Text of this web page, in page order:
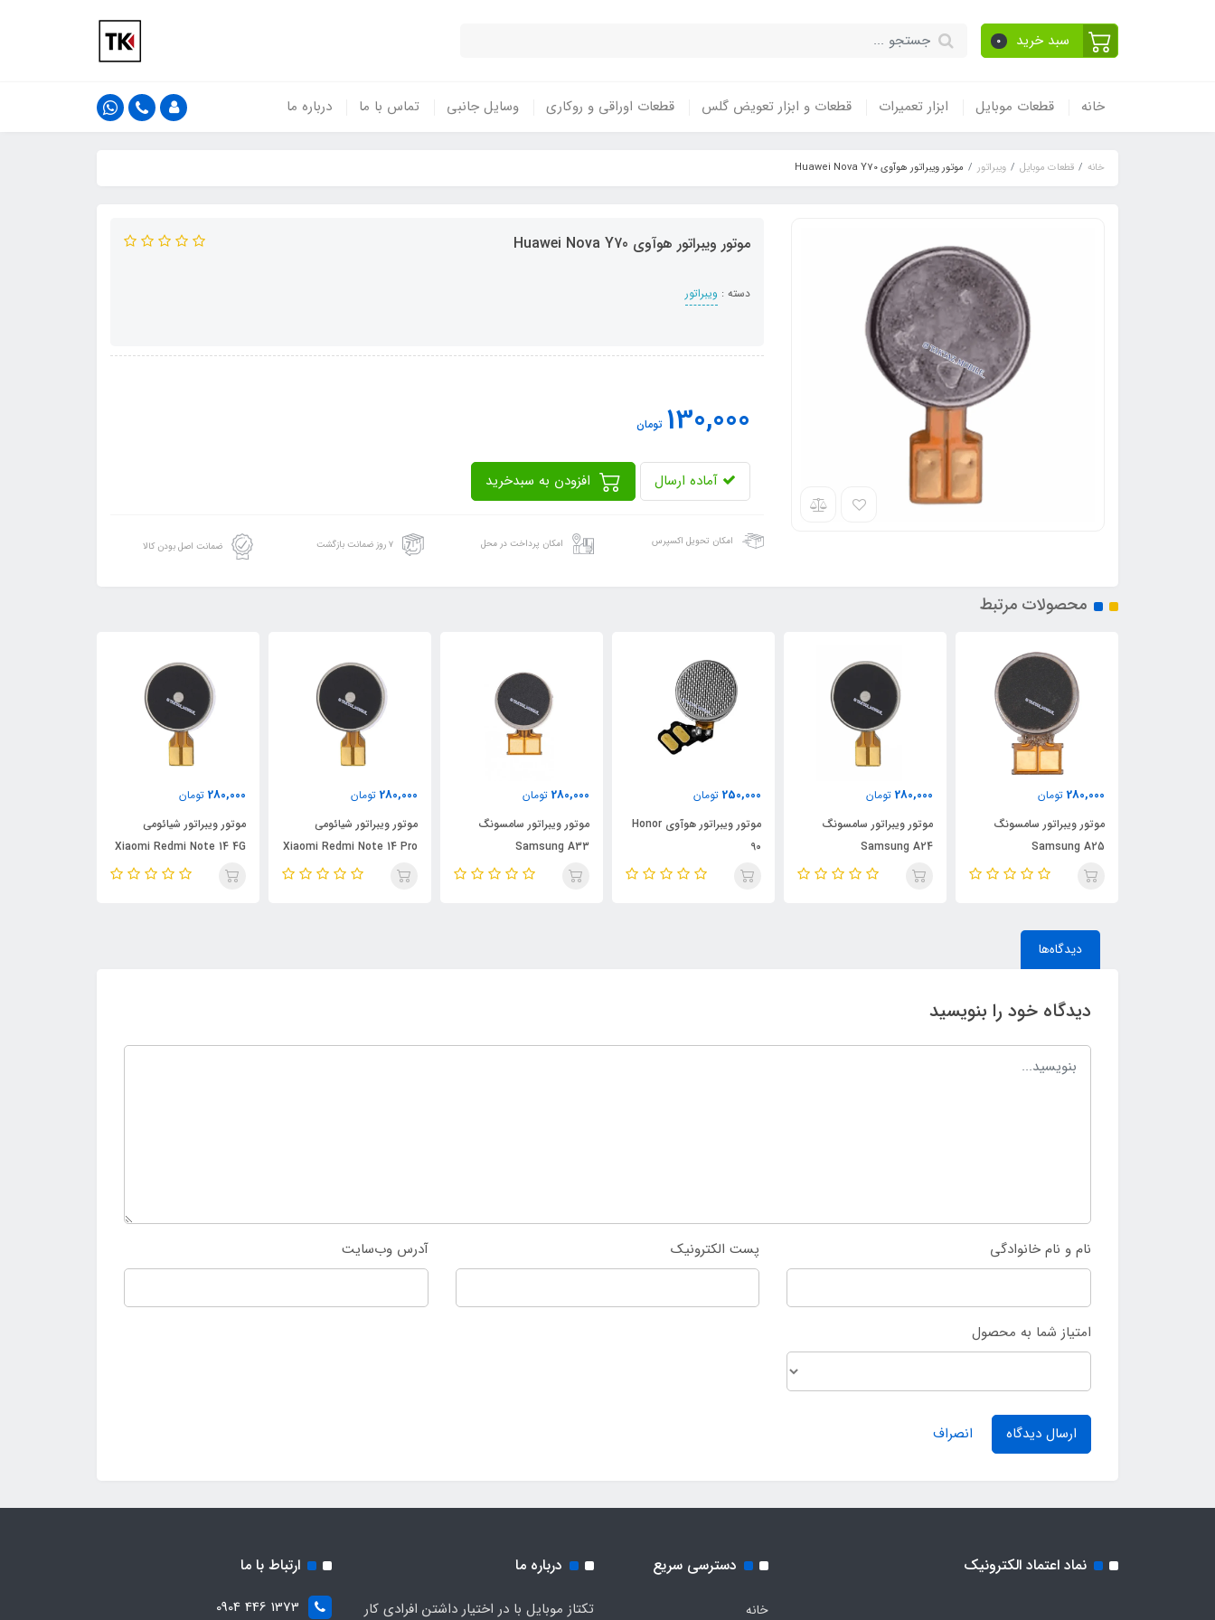
سبد خرید 0
خانه قطعات موبایل ابزار تعمیرات قطعات و ابزار تعویض گلس قطعات اوراقی و روکاری وسایل جانبی تماس با ما درباره ما
خانه قطعات موبایل ویبراتور موتور ویبراتور هوآوی Huawei Nova Y70
موتور ویبراتور هوآوی Huawei Nova Y70
دسته : ویبراتور
130,000 تومان
آماده ارسال
امکان تحویل اکسپرس امکان پرداخت در محل ۷ روز ضمانت بازگشت ضمانت اصل بودن کالا
محصولات مرتبط
280,000 تومان
موتور ویبراتور سامسونگ
Samsung A25
280,000 تومان
موتور ویبراتور سامسونگ
Samsung A24
250,000 تومان
موتور ویبراتور هوآوی Honor
90
280,000 تومان
موتور ویبراتور سامسونگ
Samsung A33
280,000 تومان
موتور ویبراتور شیائومی
Xiaomi Redmi Note 14 Pro
4G
280,000 تومان
موتور ویبراتور شیائومی
Xiaomi Redmi Note 14 4G
دیدگاه‌ها
دیدگاه خود را بنویسید
نام و نام خانوادگی پست الکترونیک آدرس وب‌سایت
امتیاز شما به محصول
ارسال دیدگاه انصراف
نماد اعتماد الکترونیک دسترسی سریع
خانه
درباره ما
تکتاز موبایل با در اختیار داشتن افرادی کار
ارتباط با ما
1373 446 0904